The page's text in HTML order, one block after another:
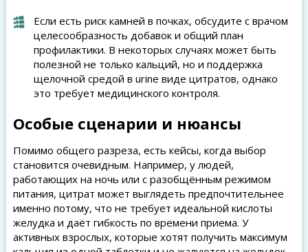
Если есть риск камней в почках, обсудите с врачом
целесообразность добавок и общий план
профилактики. В некоторых случаях может быть
полезной не только кальций, но и поддержка
щелочной средой в urine виде цитратов, однако
это требует медицинского контроля.
Особые сценарии и нюансы
Помимо общего разреза, есть кейсы, когда выбор
становится очевидным. Например, у людей,
работающих на ночь или с разобщённым режимом
питания, цитрат может выглядеть предпочтительнее
именно потому, что не требует идеальной кислоты
желудка и даёт гибкость по времени приема. У
активных взрослых, которые хотят получить максимум